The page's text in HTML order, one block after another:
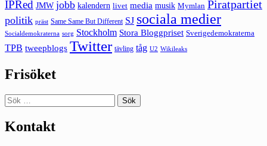
IPRed JMW jobb kalendern livet media musik Mymlan Piratpartiet
politik präst Same Same But Different SJ sociala medier
Socialdemokraterna sorg Stockholm Stora Bloggpriset Sverigedemokraterna
TPB tweepblogs Twitter tävling tåg U2 Wikileaks
Frisöket
Sök
efter:
Kontakt